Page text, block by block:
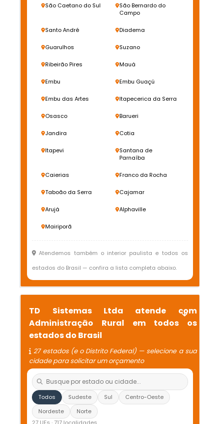
São Caetano do Sul
São Bernardo do
Campo
Santo André Diadema
Guarulhos Suzano
Ribeirão Pires Mauá
Embu Embu Guaçú
Embu das Artes Itapecerica da Serra
Osasco Barueri
Jandira Cotia
Itapevi
Santana de
Parnaíba
Caierias Franco da Rocha
Taboão da Serra Cajamar
Arujá Alphaville
Mairiporã
Atendemos também o interior paulista e todos os
estados do Brasil — confira a lista completa abaixo.
TD Sistemas Ltda atende com
Administração Rural em todos os
estados do Brasil
27 estados (e o Distrito Federal) — selecione a sua
cidade para solicitar um orçamento
Todos Sudeste Sul
Centro-Oeste
Nordeste
Norte